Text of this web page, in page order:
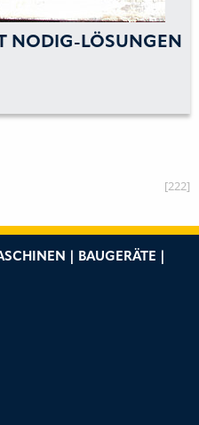
NODIG-LÖSUNGEN
[222]
| BAUGERÄTE |